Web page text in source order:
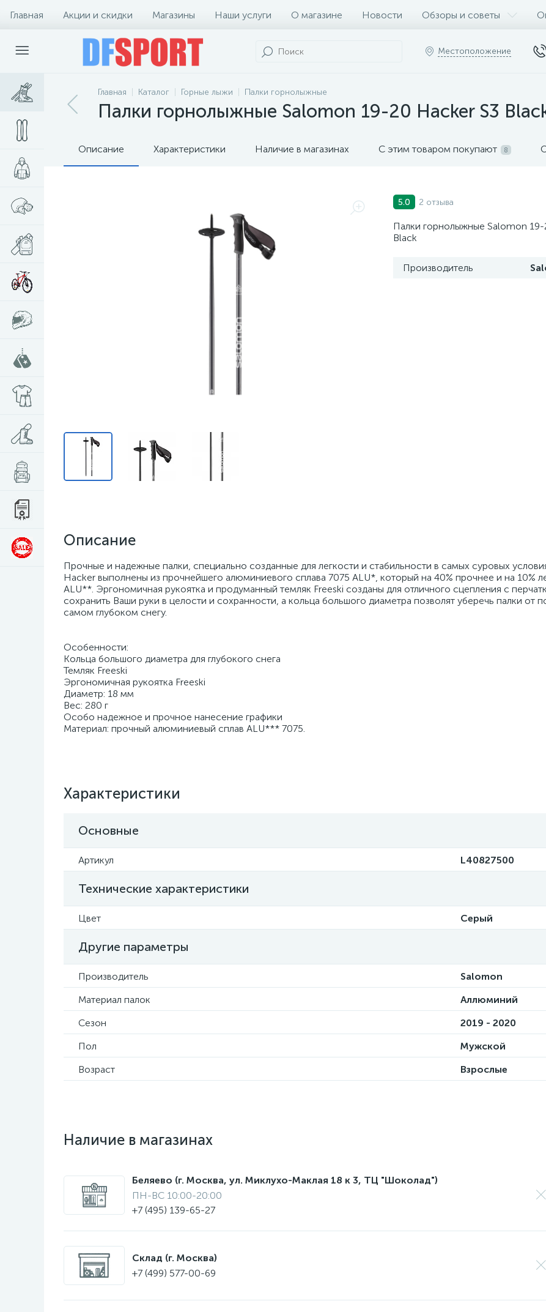
Главная Акции и скидки Магазины Наши услуги О магазине Новости Обзоры и советы
Местоположение
Главная Каталог Горные лыжи Палки горнолыжные
Палки горнолыжные Salomon 19-20 Hacker S3
Описание Характеристики Наличие в магазинах С этим товаром покупают 8
5.0 2 отзыва
Палки горнолыжные Salomon
Black
Производитель
Описание
Прочные и надежные палки, специально созданные для легкости и стабильности в самых суровых
Hacker выполнены из прочнейшего алюминиевого сплава 7075 ALU*, который на 40% прочнее и на 10%
ALU**. Эргономичная рукоятка и продуманный темляк Freeski созданы для отличного сцепления с
сохранить Ваши руки в целости и сохранности, а кольца большого диаметра позволят уберечь палки от
самом глубоком снегу.
Особенности:
Кольца большого диаметра для глубокого снега
Темляк Freeski
Эргономичная рукоятка Freeski
Диаметр: 18 мм
Вес: 280 г
Особо надежное и прочное нанесение графики
Материал: прочный алюминиевый сплав ALU*** 7075.
Характеристики
Основные
Артикул L40827500
Технические характеристики
Цвет Серый
Другие параметры
Производитель
Salomon
Материал палок
Аллюминий
Сезон
2019 - 2020
Пол
Мужской
Возраст
Взрослые
Наличие в магазинах
Беляево (г. Москва, ул. Миклухо-Маклая 18 к 3, ТЦ "Шоколад")
ПН-ВС 10:00-20:00
+7 (495) 139-65-27
Склад (г. Москва)
+7 (499) 577-00-69